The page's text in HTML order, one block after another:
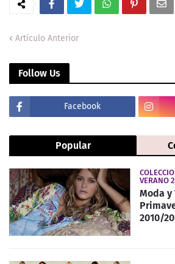
Artículo Anterior
Follow Us
Facebook
Popular
VERANO
Moda y
2010/